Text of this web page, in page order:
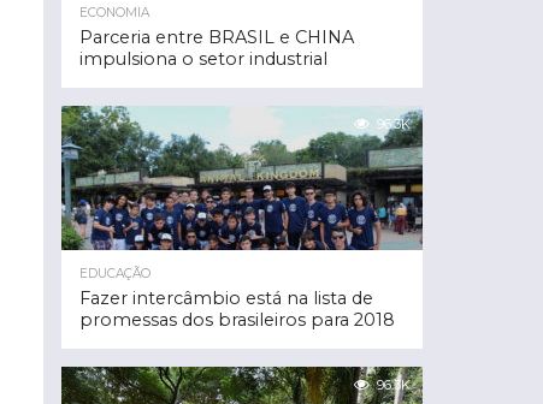
ECONOMIA
Parceria entre BRASIL e CHINA
impulsiona o setor industrial
96.3K
EDUCAÇÃO
Fazer intercâmbio está na lista de
promessas dos brasileiros para 2018
96.3K